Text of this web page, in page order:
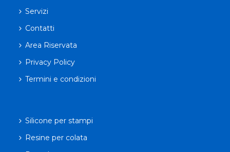
Servizi
Contatti
Area Riservata
Privacy Policy
Termini e condizioni
Silicone per stampi
Resine per colata